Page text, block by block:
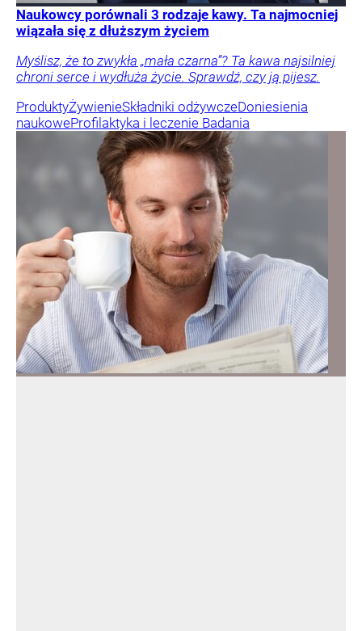
Naukowcy porównali 3 rodzaje kawy. Ta najmocniej
wiązała się z dłuższym życiem
Myślisz, że to zwykła „mała czarna”? Ta kawa najsilniej
chroni serce i wydłuża życie. Sprawdź, czy ją pijesz.
ProduktyŻywienieSkładniki odżywczeDoniesienia
naukoweProfilaktyka i leczenie Badania